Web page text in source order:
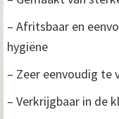
– Afritsbaar en
hygiëne
– Zeer eenvoudig te
– Verkrijgbaar in de